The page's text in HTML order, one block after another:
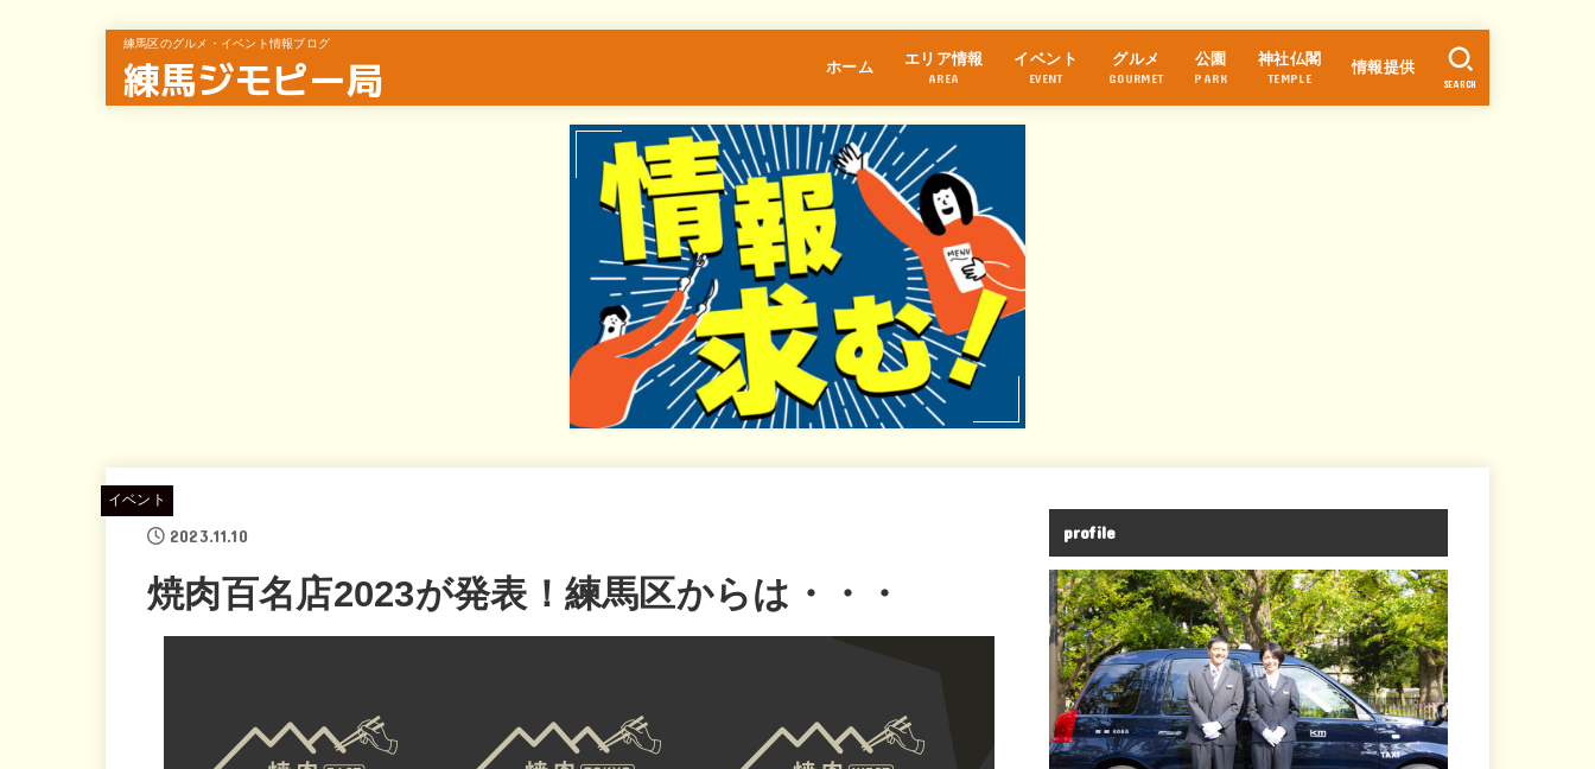
練馬区のグルメ・イベント情報ブログ
練馬ジモピー局 ホーム エリア情報
AREA
江古田
桜台
練馬
中村橋
富士見台
石神井公園
大泉学園
保谷
氷川台
光が丘
東武練馬
上井草
イベント
EVENT
グルメ
GOURMET
公園
PARK
神社仏閣
TEMPLE
情報提供
SEARCH
イベント
2023.11.10
焼肉百名店2023が発表！練馬区からは・・・
profile